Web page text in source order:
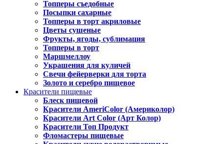
Топперы съедобные
Посыпки сахарные
Топперы в торт акриловые
Цветы сушеные
Фрукты, ягоды, сублимация
Топперы в торт
Маршмеллоу
Украшения для куличей
Свечи фейерверки для торта
Золото и серебро пищевое
Красители пищевые
Блеск пищевой
Красители AmeriColor (Америколор)
Красители Art Color (Арт Колор)
Красители Топ Продукт
Фломастеры пищевые